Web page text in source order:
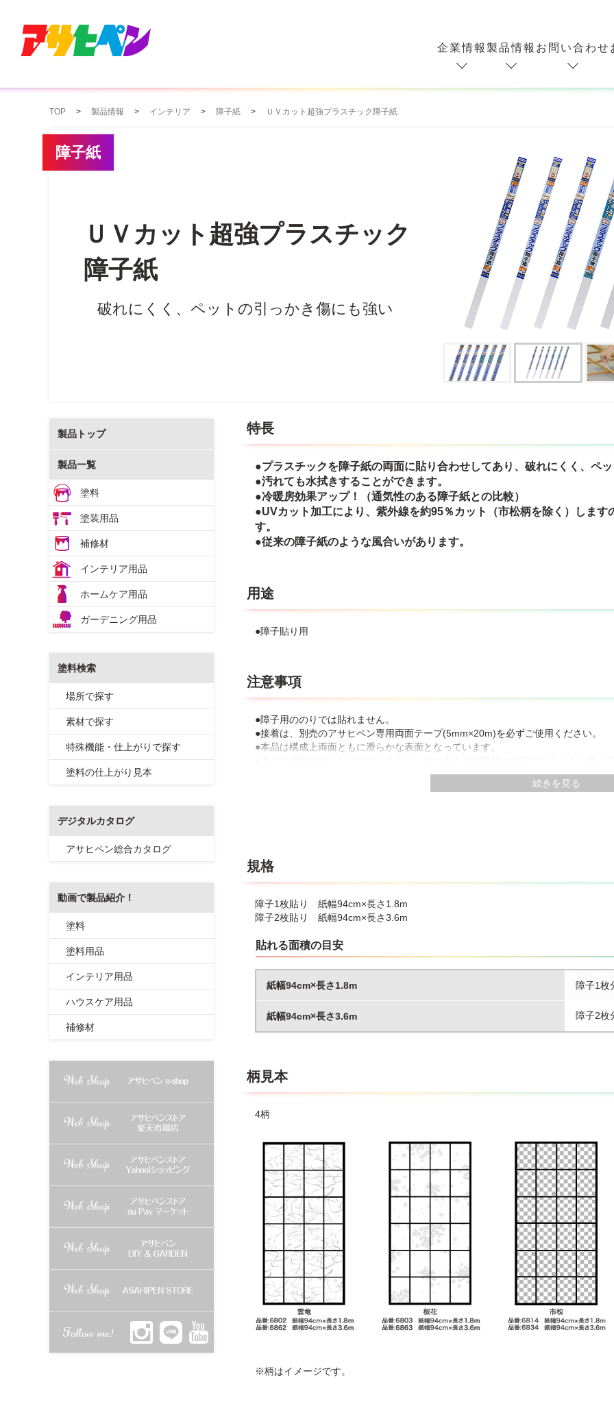
企業情報 製品情報 お問い合わせ
TOP 製品情報 インテリア 障子紙 ＵＶカット超強プラスチック障子紙
障子紙
ＵＶカット超強プラスチック
障子紙
破れにくく、ペットの引っかき傷にも強い
特長
●プラスチックを障子紙の両面に貼り合わせしてあり、破れにくく、ペ
●汚れても水拭きすることができます。
●冷暖房効果アップ！（通気性のある障子紙との比較）
●UVカット加工により、紫外線を約95％カット（市松柄を除く）しま
す。
●従来の障子紙のような風合いがあります。
用途
●障子貼り用
注意事項
●障子用ののりでは貼れません。
●接着は、別売のアサヒペン専用両面テープ(5mm×20m)を必ずご使用ください。
●本品は構成上両面ともに滑らかな表面となっています。
●本品はほとんど伸び縮みしませんので、あとでタルミを手直しすることができ
●本品はプラスチック製ですので結露することがあります。
続きを見る
規格
障子1枚貼り 紙幅94cm×長さ1.8m
障子2枚貼り 紙幅94cm×長さ3.6m
貼れる面積の目安
紙幅94cm×長さ1.8m 障子1枚
紙幅94cm×長さ3.6m 障子2枚
柄見本
4柄
※柄はイメージです。
製品トップ
製品一覧
塗料
塗装用品
補修材
インテリア用品
ホームケア用品
ガーデニング用品
塗料検索
場所で探す
素材で探す
特殊機能・仕上がりで探す
塗料の仕上がり見本
デジタルカタログ
アサヒペン総合カタログ
動画で製品紹介！
塗料
塗料用品
インテリア用品
ハウスケア用品
補修材